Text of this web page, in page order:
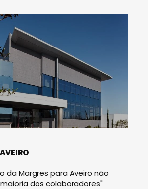
AVEIRO
da Margres para Aveiro não
dos colaboradores"